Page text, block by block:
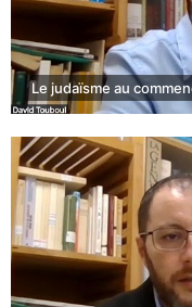
Le judaïsme au